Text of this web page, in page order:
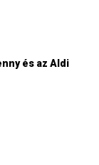
és az Aldi